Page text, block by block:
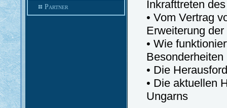
Partner
Inkrafttreten
• Vom Vertrag
Erweiterung
• Wie
Besonderheiten
• Die
• Die aktuellen
Ungarns